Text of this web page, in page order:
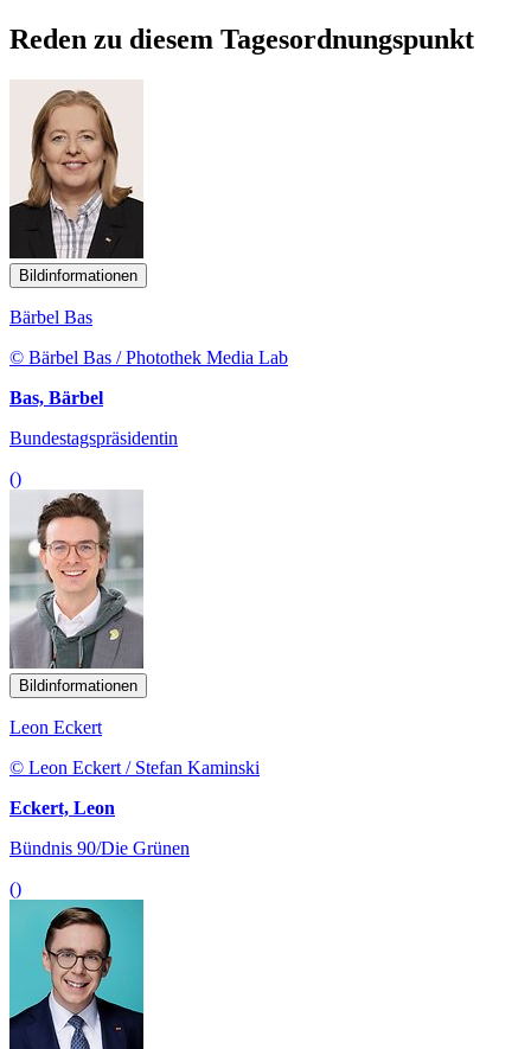
Reden zu diesem Tagesordnungspunkt
Bildinformationen
Bärbel Bas
© Bärbel Bas / Photothek Media Lab
Bas, Bärbel
Bundestagspräsidentin
()
Bildinformationen
Leon Eckert
© Leon Eckert / Stefan Kaminski
Eckert, Leon
Bündnis 90/Die Grünen
()